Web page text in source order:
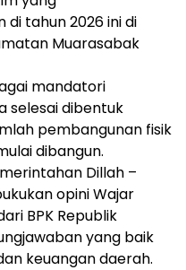
tahun 2026 ini di
Muarasabak
mandatori
selesai dibentuk
pembangunan fisik
dibangun.
Dillah –
opini Wajar
BPK Republik
yang baik
keuangan daerah.